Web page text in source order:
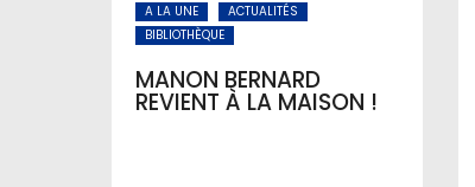
A LA UNE
ACTUALITÉS
BIBLIOTHÈQUE
MANON BERNARD
REVIENT À LA MAISON !